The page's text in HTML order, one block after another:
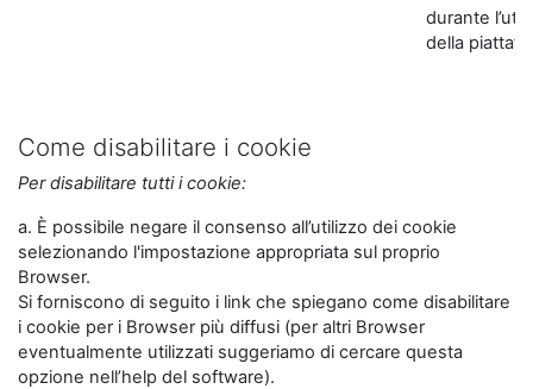
durante
della
Come disabilitare i cookie
Per disabilitare tutti i cookie:
a. È possibile negare il consenso all’utilizzo dei cookie
selezionando l'impostazione appropriata sul proprio
Browser.
Si forniscono di seguito i link che spiegano come disabilitare
i cookie per i Browser più diffusi (per altri Browser
eventualmente utilizzati suggeriamo di cercare questa
opzione nell’help del software).